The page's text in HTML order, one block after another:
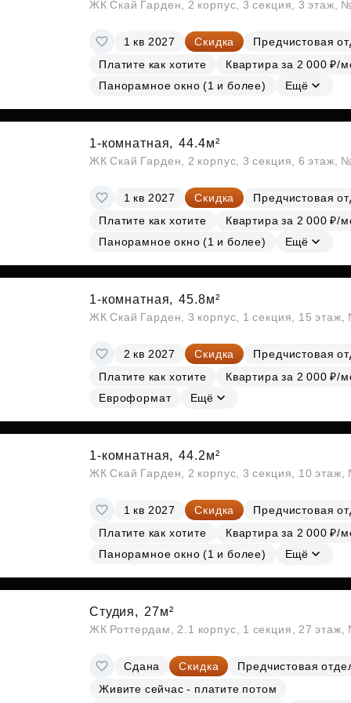
ЖК Скай Гарден, 2 корпус, 3 секция, 3 этаж,
1 кв 2027 Скидка
Предчистовая
Платите как хотите
Квартира за 2 000 ₽/
Панорамное окно (1 и более)
Ещё
1-комнатная, 44.4м²
ЖК Скай Гарден, 2 корпус, 3 секция, 6 этаж,
1 кв 2027 Скидка
Предчистовая
Платите как хотите
Квартира за 2 000 ₽/
Панорамное окно (1 и более)
Ещё
1-комнатная, 45.8м²
ЖК Скай Гарден, 3 корпус, 1 секция, 15
2 кв 2027 Скидка
Предчистовая
Платите как хотите
Квартира за 2 000 ₽/
Евроформат
Ещё
1-комнатная, 44.2м²
ЖК Скай Гарден, 2 корпус, 3 секция, 10
1 кв 2027 Скидка
Предчистовая
Платите как хотите
Квартира за 2 000 ₽/
Панорамное окно (1 и более)
Ещё
Студия, 27м²
ЖК Роттердам, 2.1 корпус, 1 секция, 27
Сдана Скидка
Предчистовая
Живите сейчас - платите потом